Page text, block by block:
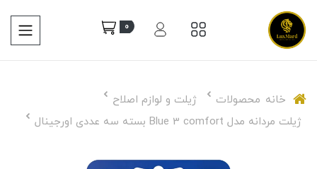
0
خانه محصولات
ژیلت و لوازم اصلاح
ژیلت مردانه مدل Blue 3 comfort بسته سه عددی اورجینال